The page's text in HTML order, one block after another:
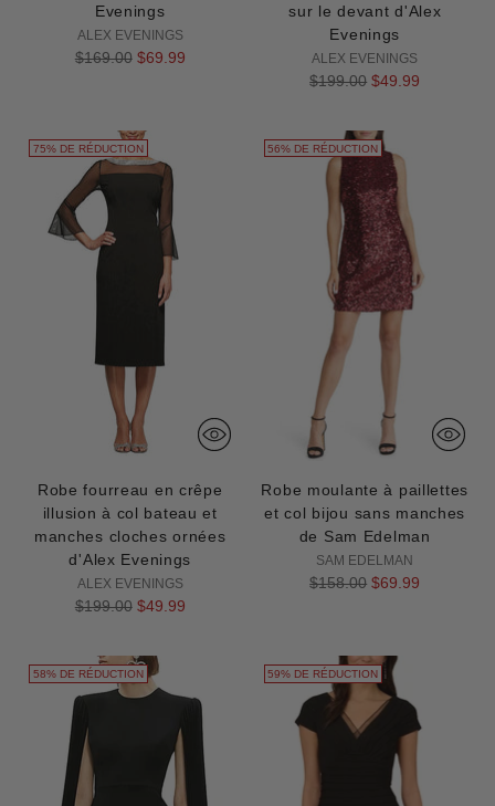
Evenings
ALEX EVENINGS
Prix
$169.00 $69.99
sur le devant d'Alex
Evenings
ALEX EVENINGS
Prix
$199.00 $49.99
75% DE RÉDUCTION
Robe fourreau en crêpe
illusion à col bateau et
manches cloches ornées
d'Alex Evenings
ALEX EVENINGS
Prix
$199.00 $49.99
56% DE RÉDUCTION
Robe moulante à paillettes
et col bijou sans manches
de Sam Edelman
SAM EDELMAN
Prix
$158.00 $69.99
58% DE RÉDUCTION 59% DE RÉDUCTION